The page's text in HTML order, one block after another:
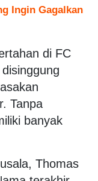
Ingin Gagalkan
di FC
Tanpa
banyak
Thomas